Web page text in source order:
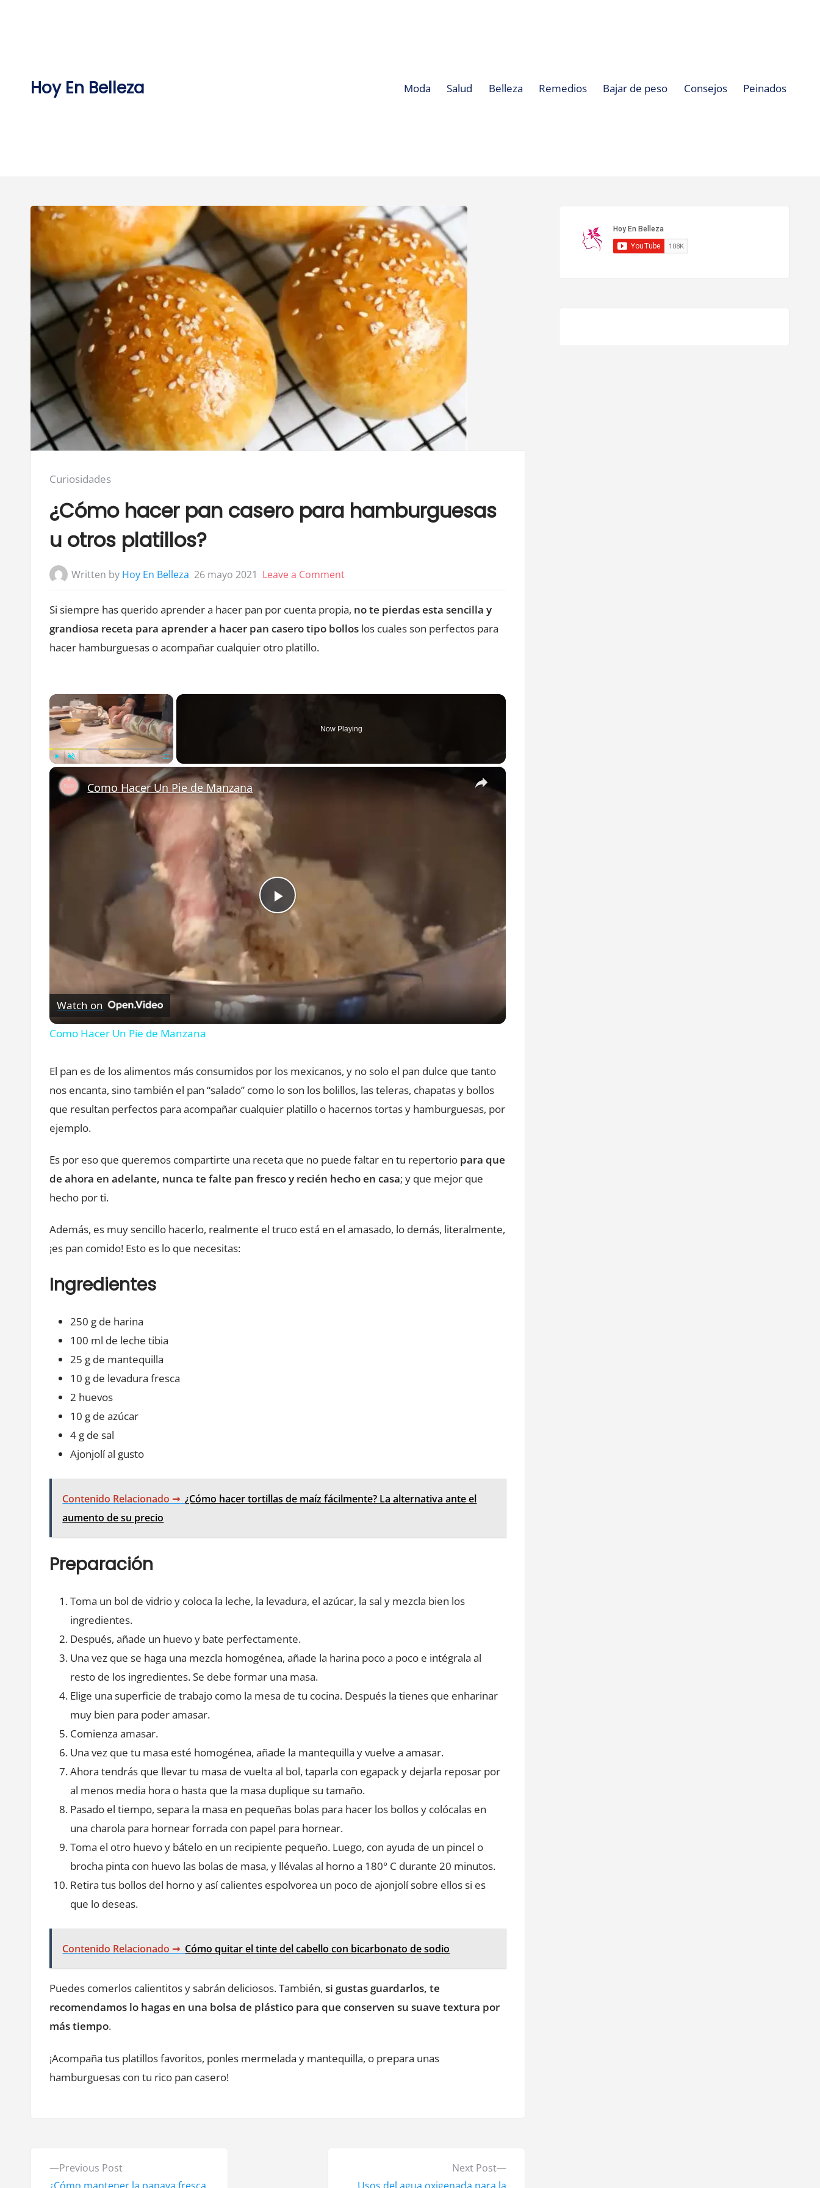
Hoy En Belleza Moda Salud Belleza Remedios Bajar de peso Consejos Peinados
Posted
Curiosidades
¿Cómo hacer pan casero para hamburguesas
u otros platillos?
Written by Hoy En Belleza 26 mayo 2021 Leave a Commenton
hacer
pan
u
platillos?
Si siempre has querido aprender a hacer pan por cuenta propia, no te pierdas esta sencilla y
grandiosa receta para aprender a hacer pan casero tipo bollos los cuales son perfectos para
hacer hamburguesas o acompañar cualquier otro platillo.
×
Fullscreen
Now Playing
×
Play
Video
Como Hacer Un Pie de Manzana
Watch on
Como Hacer Un Pie de Manzana
El pan es de los alimentos más consumidos por los mexicanos, y no solo el pan dulce que tanto
nos encanta, sino también el pan “salado” como lo son los bolillos, las teleras, chapatas y bollos
que resultan perfectos para acompañar cualquier platillo o hacernos tortas y hamburguesas, por
ejemplo.
Es por eso que queremos compartirte una receta que no puede faltar en tu repertorio para que
de ahora en adelante, nunca te falte pan fresco y recién hecho en casa; y que mejor que
hecho por ti.
Además, es muy sencillo hacerlo, realmente el truco está en el amasado, lo demás, literalmente,
¡es pan comido! Esto es lo que necesitas:
Ingredientes
250 g de harina
100 ml de leche tibia
25 g de mantequilla
10 g de levadura fresca
2 huevos
10 g de azúcar
4 g de sal
Ajonjolí al gusto
Contenido Relacionado ➞ ¿Cómo hacer tortillas de maíz fácilmente? La alternativa ante el
aumento de su precio
Preparación
Toma un bol de vidrio y coloca la leche, la levadura, el azúcar, la sal y mezcla bien los
ingredientes.
Después, añade un huevo y bate perfectamente.
Una vez que se haga una mezcla homogénea, añade la harina poco a poco e intégrala al
resto de los ingredientes. Se debe formar una masa.
Elige una superficie de trabajo como la mesa de tu cocina. Después la tienes que enharinar
muy bien para poder amasar.
Comienza amasar.
Una vez que tu masa esté homogénea, añade la mantequilla y vuelve a amasar.
Ahora tendrás que llevar tu masa de vuelta al bol, taparla con egapack y dejarla reposar por
al menos media hora o hasta que la masa duplique su tamaño.
Pasado el tiempo, separa la masa en pequeñas bolas para hacer los bollos y colócalas en
una charola para hornear forrada con papel para hornear.
Toma el otro huevo y bátelo en un recipiente pequeño. Luego, con ayuda de un pincel o
brocha pinta con huevo las bolas de masa, y llévalas al horno a 180° C durante 20 minutos.
Retira tus bollos del horno y así calientes espolvorea un poco de ajonjolí sobre ellos si es
que lo deseas.
Contenido Relacionado ➞ Cómo quitar el tinte del cabello con bicarbonato de sodio
Puedes comerlos calientitos y sabrán deliciosos. También,si gustas guardarlos, te
recomendamos lo hagas en una bolsa de plástico para que conserven su suave textura por
más tiempo.
¡Acompaña tus platillos favoritos, ponles mermelada y mantequilla, o prepara unas
hamburguesas con tu rico pan casero!
Previous PostP
r
Next Post
N
e